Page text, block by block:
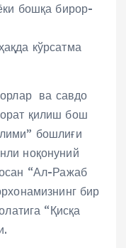
бошқа бирор-
кўрсатма
ва савдо
қилиш бош
бошлиғи
ноқонуний
“Ал-Ражаб
бир
“Қисқа